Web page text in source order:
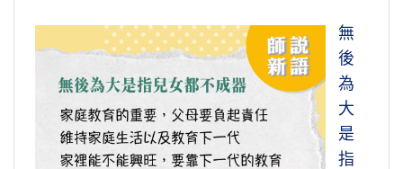
無
後
為
大
是
指